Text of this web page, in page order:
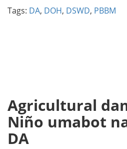
Tags: DA, DOH, DSWD, PBBM
Agricultural
Niño umabot
DA